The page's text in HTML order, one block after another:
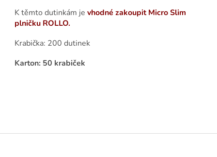
K těmto dutinkám je vhodné zakoupit Micro Slim
plničku ROLLO.
Krabička: 200 dutinek
Karton: 50 krabiček
Z